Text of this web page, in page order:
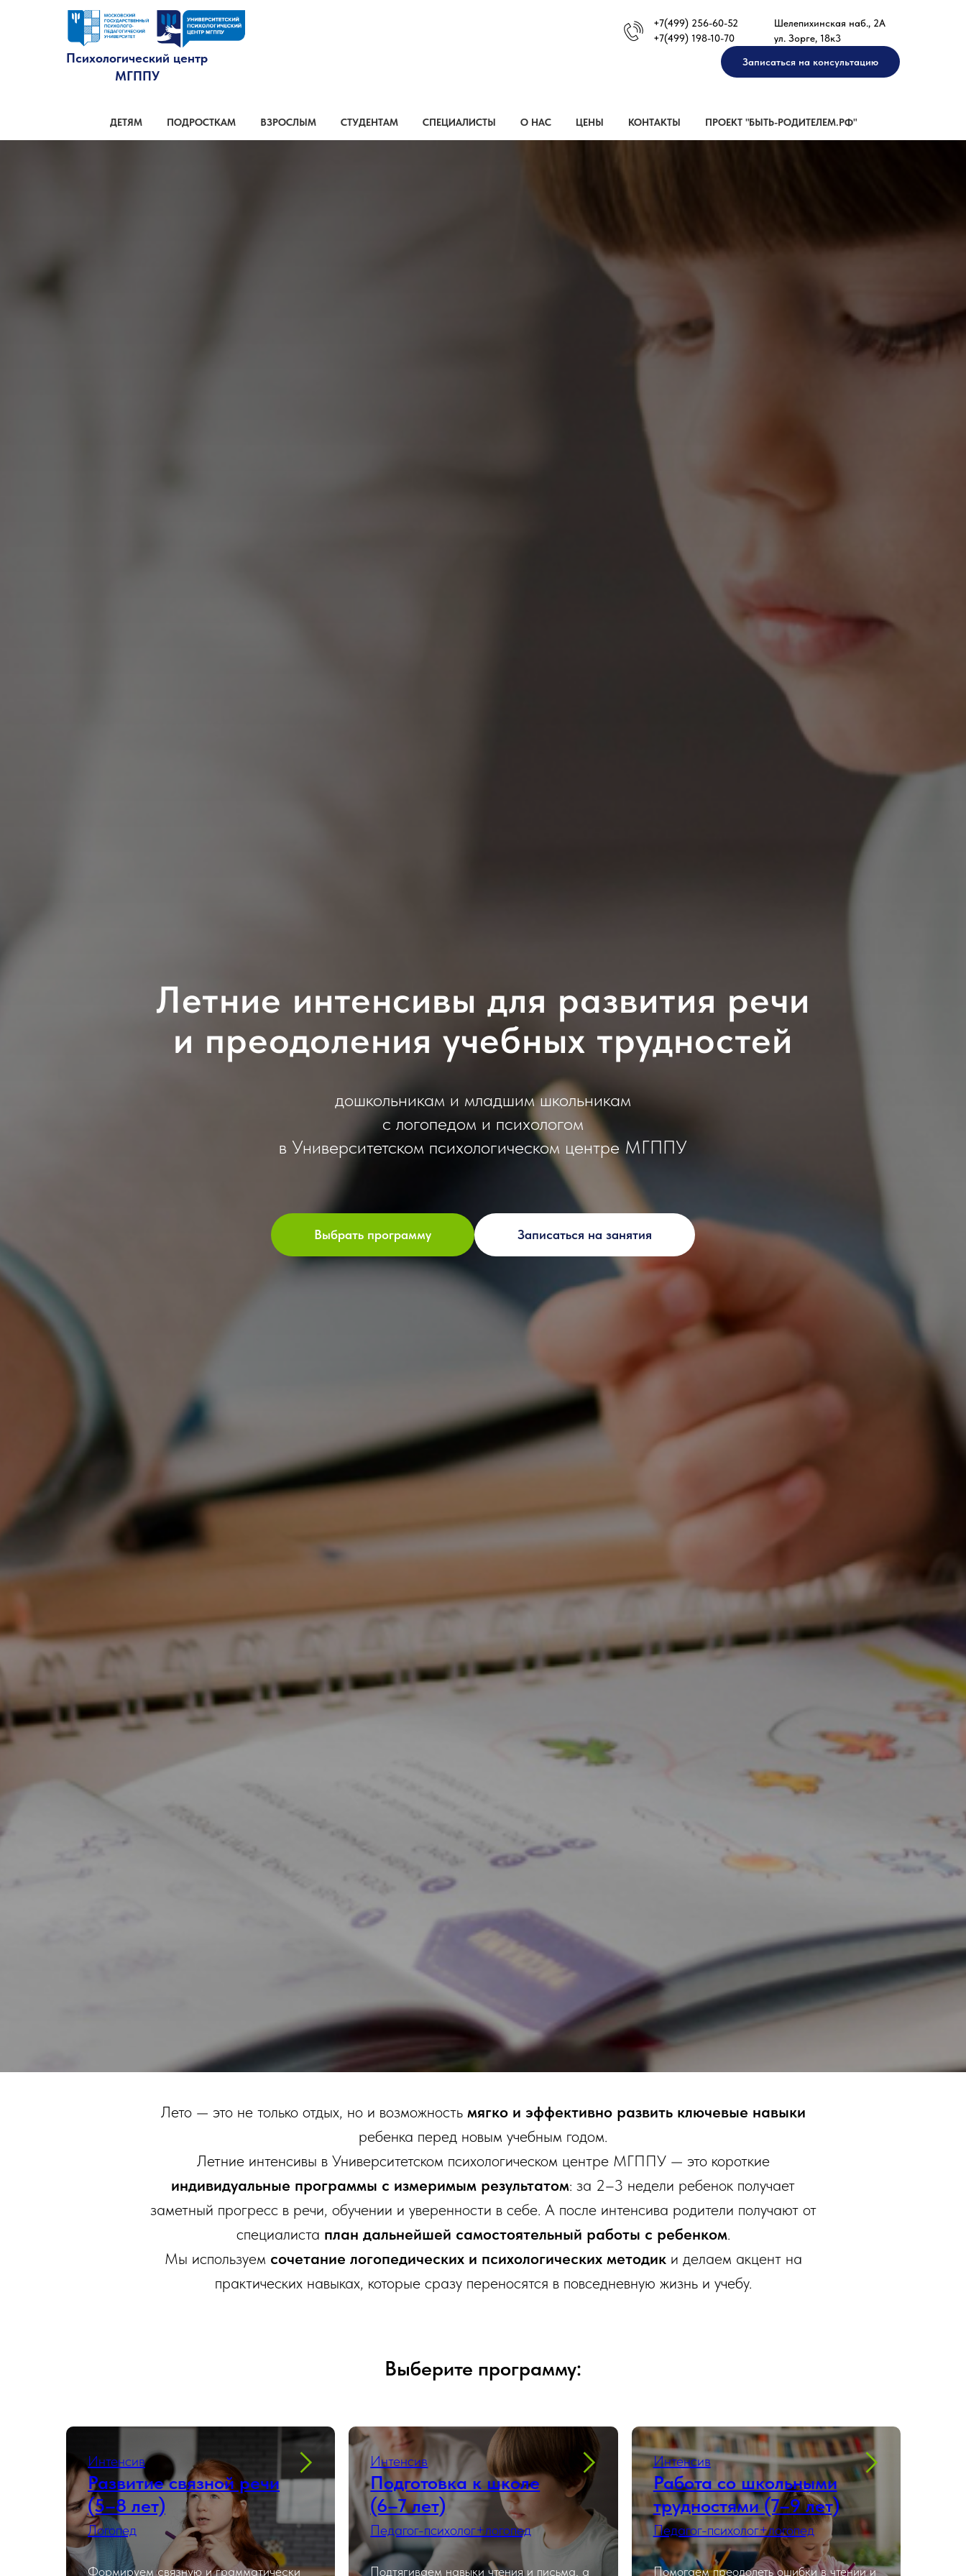
Психологический центр
МГППУ
+7(499) 256-60-52
+7(499) 198-10-70
Шелепихинская наб., 2А
ул. Зорге, 18к3
Записаться на консультацию
ДЕТЯМ ПОДРОСТКАМ ВЗРОСЛЫМ СТУДЕНТАМ СПЕЦИАЛИСТЫ О НАС ЦЕНЫ КОНТАКТЫ ПРОЕКТ "БЫТЬ-РОДИТЕЛЕМ.РФ"
Летние интенсивы для развития речи
и преодоления учебных трудностей
дошкольникам и младшим школьникам
с логопедом и психологом
в Университетском психологическом центре МГППУ
Выбрать программу Записаться на занятия
Лето — это не только отдых, но и возможность мягко и эффективно развить ключевые навыки
ребенка перед новым учебным годом.
Летние интенсивы в Университетском психологическом центре МГППУ — это короткие
индивидуальные программы с измеримым результатом: за 2–3 недели ребенок получает
заметный прогресс в речи, обучении и уверенности в себе. А после интенсива родители получают от
специалиста план дальнейшей самостоятельный работы с ребенком.
Мы используем сочетание логопедических и психологических методик и делаем акцент на
практических навыках, которые сразу переносятся в повседневную жизнь и учебу.
Выберите программу:
Интенсив
Развитие связной речи
(5–8 лет)
Логопед
Формируем связную и грамматически
Интенсив
Подготовка к школе
(6–7 лет)
Педагог-психолог+логопед
Подтягиваем навыки чтения и письма, а
Интенсив
Работа со школьными
трудностями (7–9 лет)
Педагог-психолог+логопед
Помогаем преодолеть ошибки в чтении и